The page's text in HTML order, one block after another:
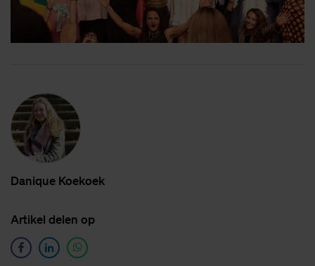
Da­ni­que Koe­koek
Ar­ti­kel de­len op